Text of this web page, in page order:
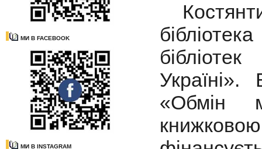
МИ В FACEBOOK
МИ В INSTAGRAM
Україні».
«Обмін